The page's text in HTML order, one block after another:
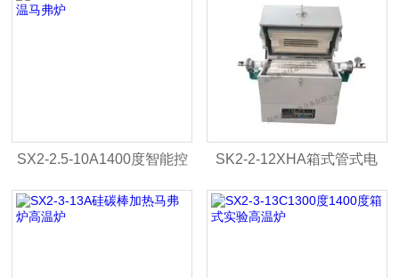
SX2-2.5-10A1400度智能控
温马弗炉
SK2-2-12XHA箱式管式电
炉-管式高温炉